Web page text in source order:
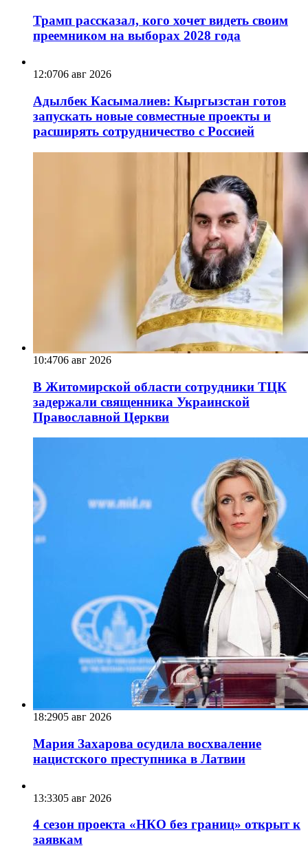
Трамп рассказал, кого хочет видеть своим
преемником на выборах 2028 года
12:0706 авг 2026
Адылбек Касымалиев: Кыргызстан готов
запускать новые совместные проекты и
расширять сотрудничество с Россией
10:4706 авг 2026
В Житомирской области сотрудники ТЦК
задержали священника Украинской
Православной Церкви
18:2905 авг 2026
Мария Захарова осудила восхваление
нацистского преступника в Латвии
13:3305 авг 2026
4 сезон проекта «НКО без границ» открыт к
заявкам